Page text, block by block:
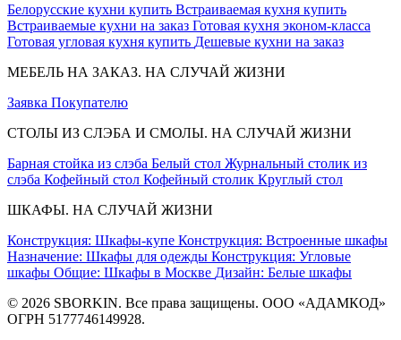
Белорусские кухни купить Встраиваемая кухня купить
Встраиваемые кухни на заказ Готовая кухня эконом-класса
Готовая угловая кухня купить Дешевые кухни на заказ
МЕБЕЛЬ НА ЗАКАЗ. НА СЛУЧАЙ ЖИЗНИ
Заявка Покупателю
СТОЛЫ ИЗ СЛЭБА И СМОЛЫ. НА СЛУЧАЙ ЖИЗНИ
Барная стойка из слэба Белый стол Журнальный столик из
слэба Кофейный стол Кофейный столик Круглый стол
ШКАФЫ. НА СЛУЧАЙ ЖИЗНИ
Конструкция: Шкафы-купе Конструкция: Встроенные шкафы
Назначение: Шкафы для одежды Конструкция: Угловые
шкафы Общие: Шкафы в Москве Дизайн: Белые шкафы
© 2026 SBORKIN. Все права защищены. ООО «АДАМКОД»
ОГРН 5177746149928.